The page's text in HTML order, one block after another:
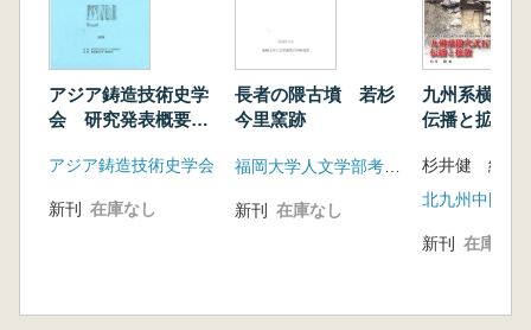
アジア鋳造技術史学
会 研究発表概要集3
アジア鋳造技術史学会
新刊 在庫なし
長者の隈古墳 若杉
今里窯跡
新刊 在庫なし
九州系横穴
伝播と拡散
杉井健 編
北九州中国書
新刊 在庫なし